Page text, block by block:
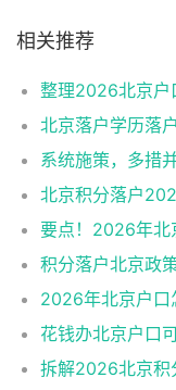
相关推荐
北京落户学历落
花钱办北京户口